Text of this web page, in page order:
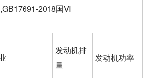
2018国Ⅵ
发动机排
量
发动机功率